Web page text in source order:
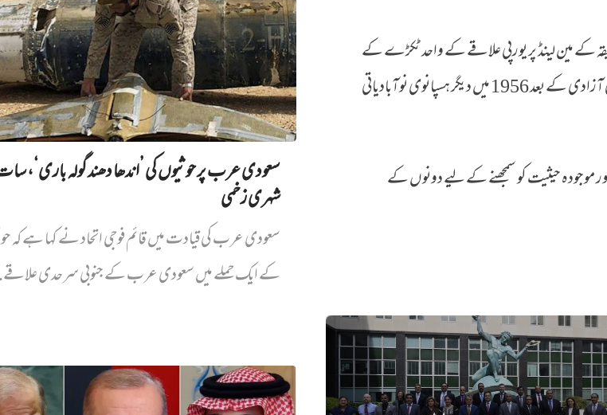
کے مین لینڈ پر یورپی علاقے کے واحد ٹکڑے کے
طور پر، مراکش مسلسل ان کی واپسی کا مطالبہ کرتا ہے، جیسا کہ مراکش کی آزادی کے بعد 1956 میں دیگر ہسپانوی نوآبادیاتی
موجودہ حیثیت کو سمجھنے کے لیے دونوں کے
سعودی عرب پر حوثیوں کی ’اندھا دھند گولہ باری‘،
شہری زخمی
سعودی عرب کی قیادت میں قائم فوجی اتحاد نے کہا ہے کہ
کے ایک حملے میں سعودی عرب کے جنوبی سرحدی